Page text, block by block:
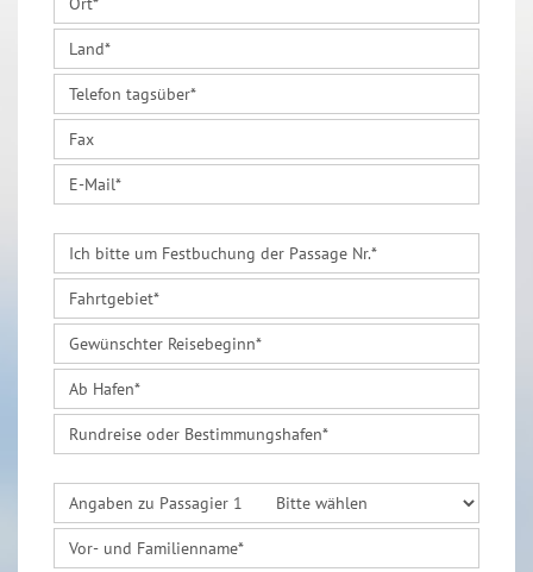
Land*
Telefon tagsüber*
Fax
E-Mail*
Ich bitte um Festbuchung der Passage Nr.*
Fahrtgebiet*
Gewünschter Reisebeginn*
Ab Hafen*
Rundreise oder Bestimmungshafen*
Angaben zu Passagier 1
Vor- und Familienname*